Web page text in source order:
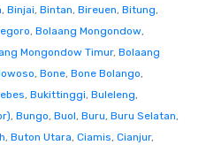
, Binjai, Bintan, Bireuen, Bitung,
, Bolaang Mongondow,
Mongondow Timur, Bolaang
, Bone, Bone Bolango,
, Bukittinggi, Buleleng,
, Bungo, Buol, Buru, Buru Selatan,
, Buton Utara, Ciamis, Cianjur,